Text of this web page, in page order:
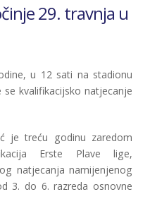
29. travnja u
u 12 sati na stadionu
kvalifikacijsko natjecanje
je treću godinu zaredom
Erste Plave lige,
natjecanja namijenjenog
3. do 6. razreda osnovne